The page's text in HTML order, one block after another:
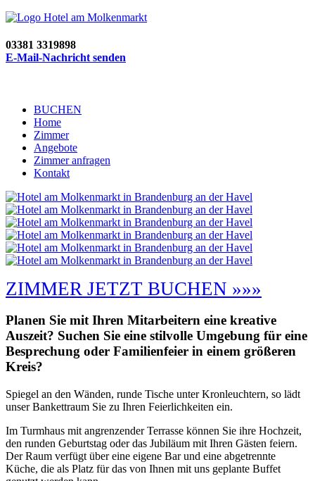
03381 3319898
E-Mail-Nachricht senden
BUCHEN
Home
Zimmer
Angebote
Zimmer anfragen
Kontakt
ZIMMER JETZT BUCHEN »»»
Planen Sie mit Ihren Mitarbeitern eine kreative
Auszeit? Suchen Sie eine stilvolle Umgebung für eine
Besprechung oder Familienfeier in einem größeren
Kreis?
Spiegel an den Wänden, runde Tische unter Kronleuchtern, so lädt
unser Bankettraum Sie zu Ihren Feierlichkeiten ein.
Im Turmhaus mit angrenzender Terrasse können Sie ihre Hochzeit,
den runden Geburtstag oder das Jubiläum mit Ihren Gästen feiern.
Der Raum verfügt über eine eigene Bar und eine abgetrennte
Küche, die als Platz für das von Ihnen mit uns geplante Buffet